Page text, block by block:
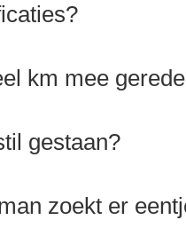
km mee
gestaan?
zoekt er